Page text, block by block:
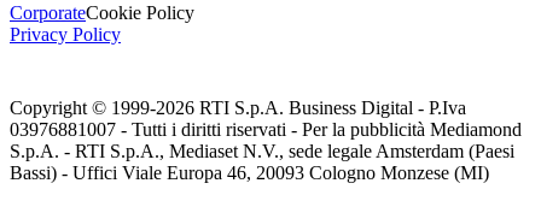
CorporateCookie Policy
Privacy Policy
Copyright © 1999-2026 RTI S.p.A. Business Digital - P.Iva
03976881007 - Tutti i diritti riservati - Per la pubblicità Mediamond
S.p.A. - RTI S.p.A., Mediaset N.V., sede legale Amsterdam (Paesi
Bassi) - Uffici Viale Europa 46, 20093 Cologno Monzese (MI)